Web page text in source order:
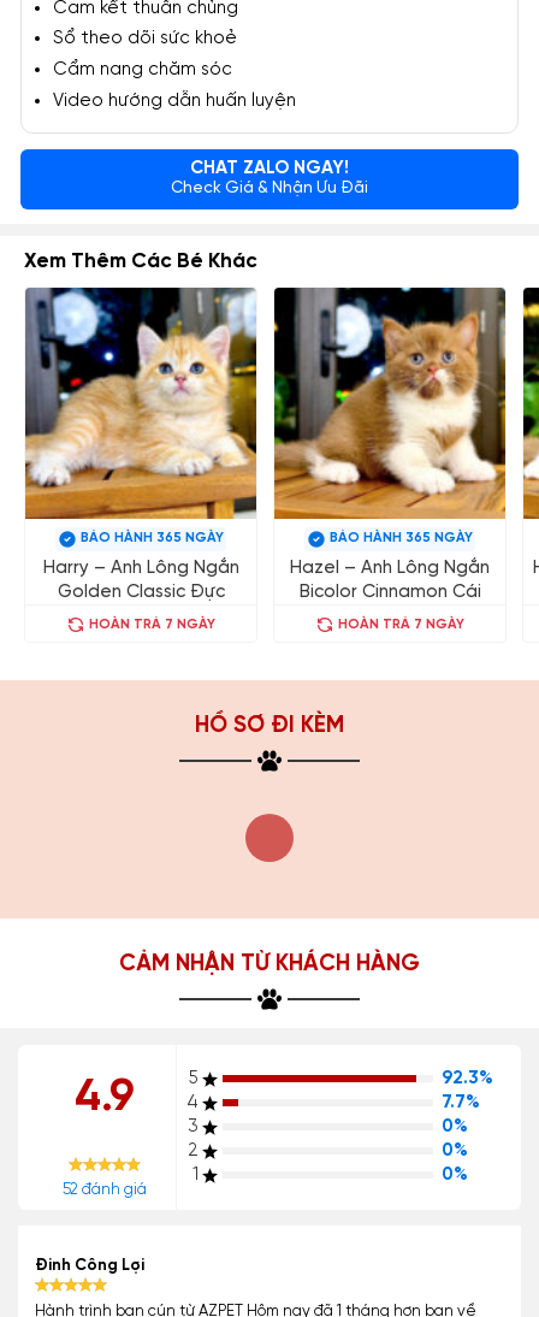
Cam kết thuần chủng
Sổ theo dõi sức khoẻ
Cẩm nang chăm sóc
Video hướng dẫn huấn luyện
CHAT ZALO NGAY!
Check Giá & Nhận Ưu Đãi
Xem Thêm Các Bé Khác
BẢO HÀNH 365 NGÀY
Harry – Anh Lông Ngắn
Golden Classic Đực
HOÀN TRẢ 7 NGÀY
BẢO HÀNH 365 NGÀY
Hazel – Anh Lông Ngắn
Bicolor Cinnamon Cái
HOÀN TRẢ 7 NGÀY
HỒ SƠ ĐI KÈM
CẢM NHẬN TỪ KHÁCH HÀNG
4.9
52 đánh giá
5
92.3%
4
7.7%
3
0%
2
0%
1
0%
Đinh Công Lợi
Hành trình bạn cún từ AZPET Hôm nay đã 1 tháng hơn bạn về